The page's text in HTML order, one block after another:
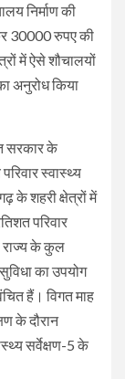
निर्माण की
30000 रुपए की
में ऐसे शौचालयों
अनुरोध किया
सरकार के
स्वास्थ्य
के शहरी क्षेत्रों में
परिवार
राज्य के कुल
का उपयोग
हैं। विगत माह
के दौरान
सर्वेक्षण-5 के